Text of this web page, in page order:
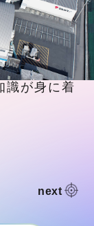
たところ
ミュニケー
識が身に着
next